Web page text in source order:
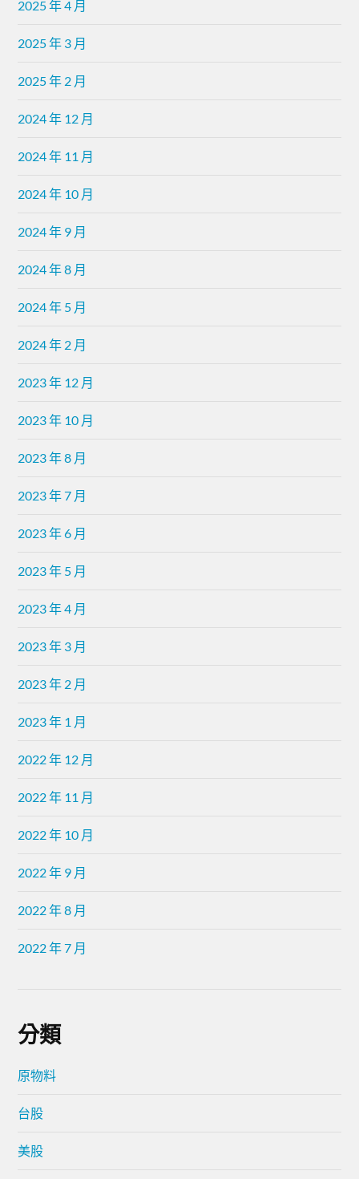
2025 年 4 月
2025 年 3 月
2025 年 2 月
2024 年 12 月
2024 年 11 月
2024 年 10 月
2024 年 9 月
2024 年 8 月
2024 年 5 月
2024 年 2 月
2023 年 12 月
2023 年 10 月
2023 年 8 月
2023 年 7 月
2023 年 6 月
2023 年 5 月
2023 年 4 月
2023 年 3 月
2023 年 2 月
2023 年 1 月
2022 年 12 月
2022 年 11 月
2022 年 10 月
2022 年 9 月
2022 年 8 月
2022 年 7 月
分類
原物料
台股
美股